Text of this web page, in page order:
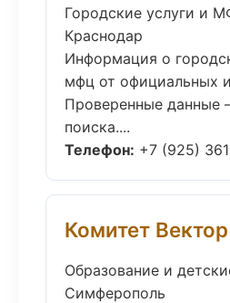
Городские услуги и
Краснодар
Информация о
мфц от официальных
Проверенные данные
поиска....
Телефон: +7 (925)
Комитет
Образование и
Симферополь